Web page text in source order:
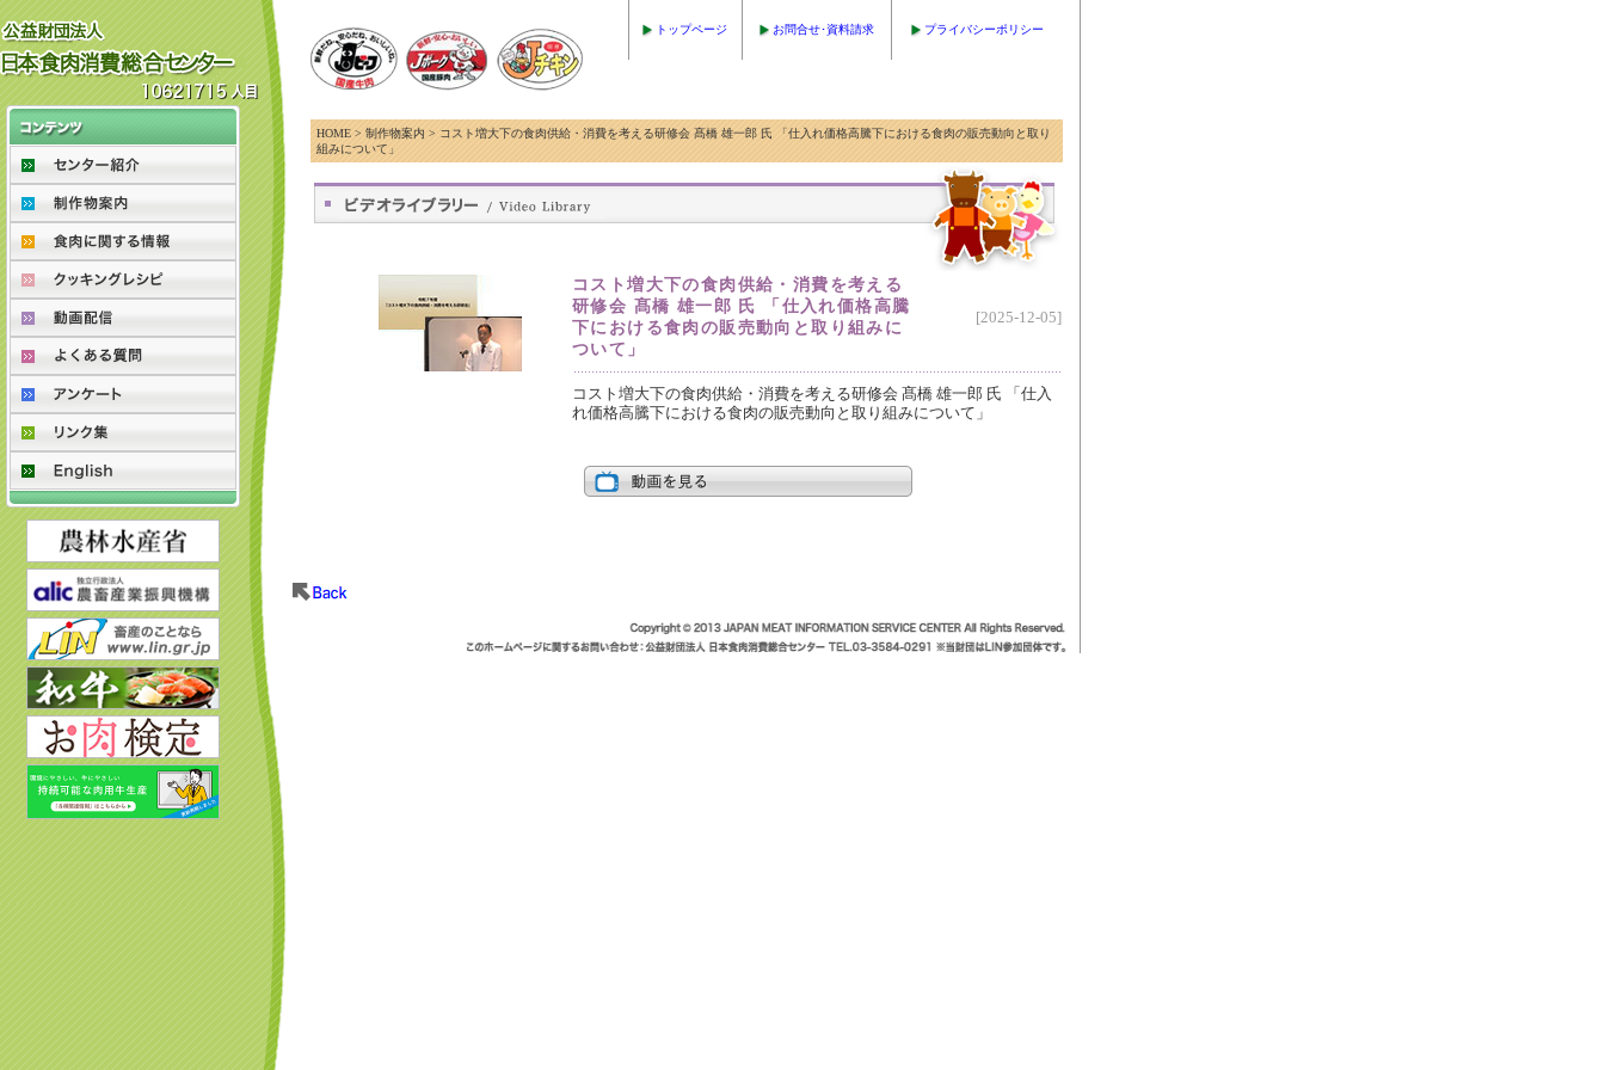
トップページ お問合せ･資料請求 プライバシーポリシー
HOME > 制作物案内 > コスト増大下の食肉供給・消費を考える研修会 髙橋 雄一郎 氏 「仕入れ価格高騰下における食肉の販売動向と取り
組みについて」
コスト増大下の食肉供給・消費を考える
研修会 髙橋 雄一郎 氏 「仕入れ価格高騰
下における食肉の販売動向と取り組みに
ついて」
[2025-12-05]
コスト増大下の食肉供給・消費を考える研修会 髙橋 雄一郎 氏 「仕入
れ価格高騰下における食肉の販売動向と取り組みについて」